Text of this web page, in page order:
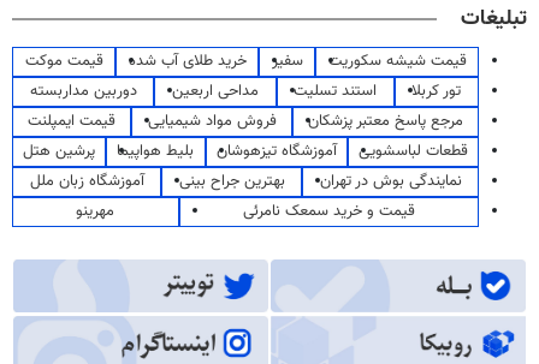
تبلیغات
قیمت شیشه سکوریت سفیر خرید طلای آب شده
قیمت موکت
تور کربلا
استند تسلیت مداحی اربعین
دوربین مداربسته
مرجع پاسخ معتبر پزشکان
فروش مواد شیمیایی
قیمت ایمپلنت
قطعات لباسشویی
آموزشگاه تیزهوشان بلیط هواپیما
پرشین هتل
نمایندگی بوش در تهران
بهترین جراح بینی
آموزشگاه زبان ملل
قیمت و خرید سمعک نامرئی
مهرینو